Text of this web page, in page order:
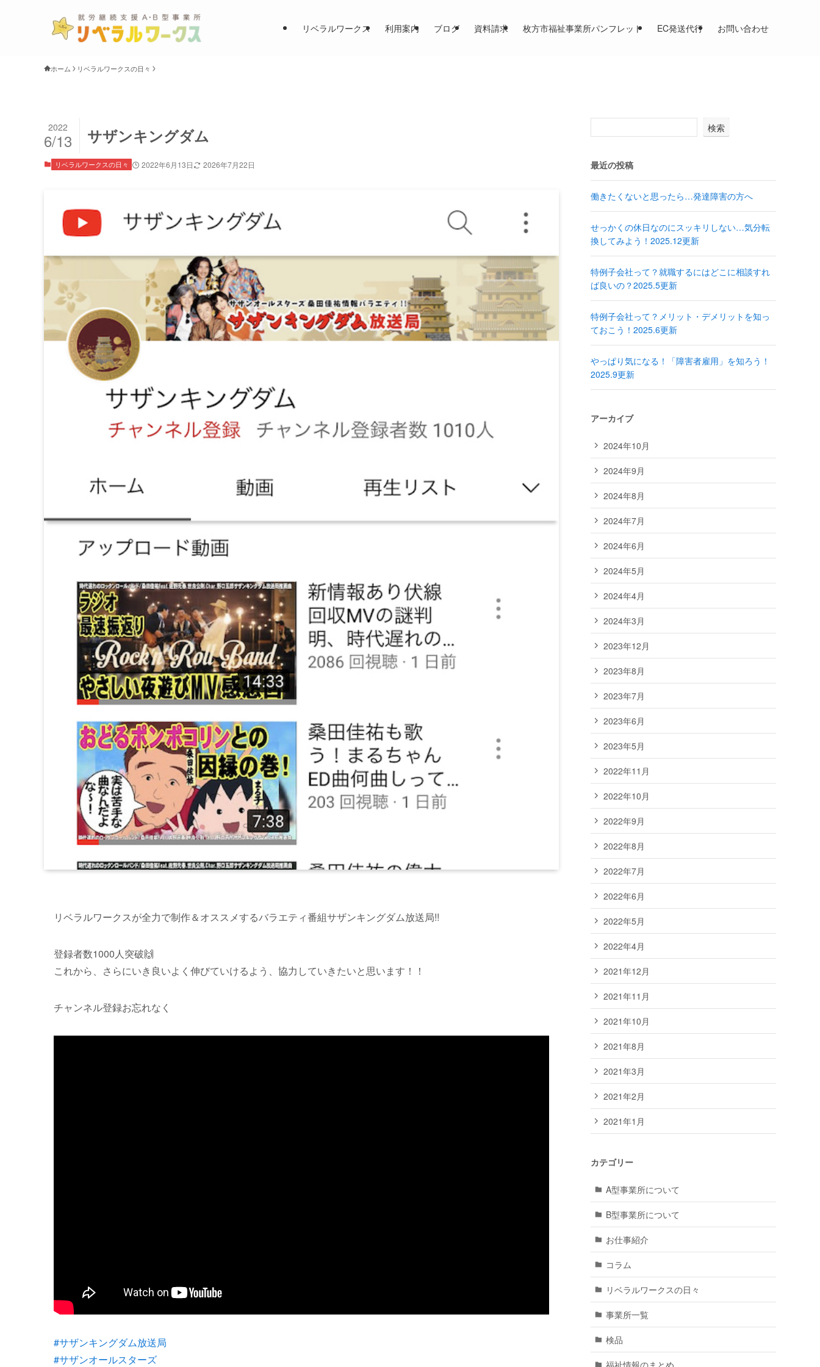
リベラルワークス 利用案内 ブログ 資料請求 枚方市福祉事業所パンフレット EC発送代行 お問い合わせ
ホーム リベラルワークスの日々
サザンキングダム
2022
6/13
リベラルワークスの日々 2022年6月13日 2026年7月22日
リベラルワークスが全力で制作＆オススメするバラエティ番組サザンキングダム放送局!!
登録者数1000人突破🙌
これから、さらにいき良いよく伸びていけるよう、協力していきたいと思います！！
チャンネル登録お忘れなく
#サザンキングダム放送局
#サザンオールスターズ
検索
最近の投稿
働きたくないと思ったら…発達障害の方へ
せっかくの休日なのにスッキリしない…気分転
換してみよう！2025.12更新
特例子会社って？就職するにはどこに相談すれ
ば良いの？2025.5更新
特例子会社って？メリット・デメリットを知っ
ておこう！2025.6更新
やっぱり気になる！「障害者雇用」を知ろう！
2025.9更新
アーカイブ
2024年10月
2024年9月
2024年8月
2024年7月
2024年6月
2024年5月
2024年4月
2024年3月
2023年12月
2023年8月
2023年7月
2023年6月
2023年5月
2022年11月
2022年10月
2022年9月
2022年8月
2022年7月
2022年6月
2022年5月
2022年4月
2021年12月
2021年11月
2021年10月
2021年8月
2021年3月
2021年2月
2021年1月
カテゴリー
A型事業所について
B型事業所について
お仕事紹介
コラム
リベラルワークスの日々
事業所一覧
検品
福祉情報のまとめ